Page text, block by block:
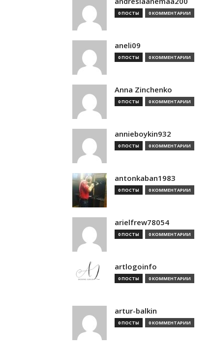
0 ПОСТЫ 0 КОММЕНТАРИИ
aneli09
0 ПОСТЫ 0 КОММЕНТАРИИ
Anna Zinchenko
0 ПОСТЫ 0 КОММЕНТАРИИ
annieboykin932
0 ПОСТЫ 0 КОММЕНТАРИИ
antonkaban1983
0 ПОСТЫ 0 КОММЕНТАРИИ
arielfrew78054
0 ПОСТЫ 0 КОММЕНТАРИИ
artlogoinfo
0 ПОСТЫ 0 КОММЕНТАРИИ
artur-balkin
0 ПОСТЫ 0 КОММЕНТАРИИ